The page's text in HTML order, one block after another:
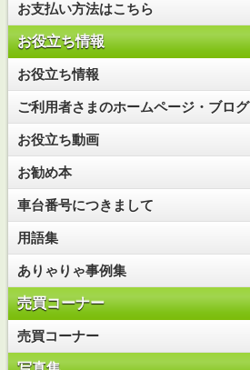
お支払い方法はこちら
お役立ち情報
お役立ち情報
ご利用者さまのホームページ・ブログ
お役立ち動画
お勧め本
車台番号につきまして
用語集
ありゃりゃ事例集
売買コーナー
売買コーナー